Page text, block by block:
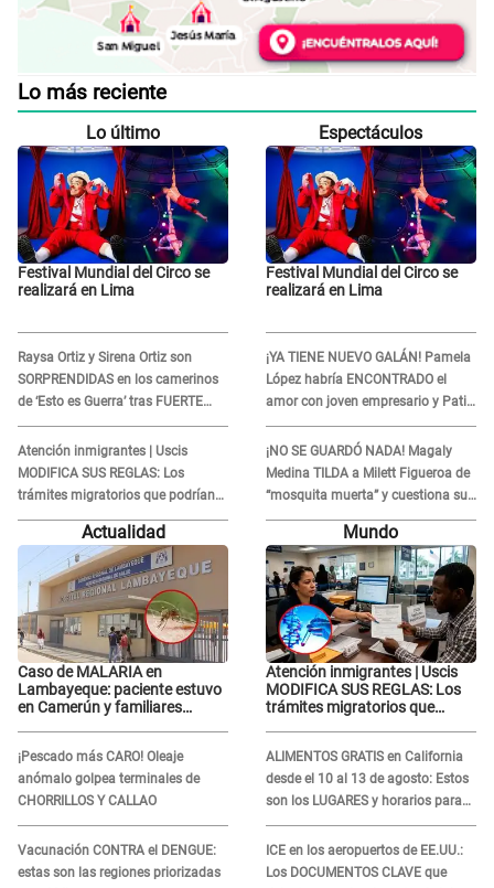
Lo más reciente
Lo último
Festival Mundial del Circo se
realizará en Lima
Raysa Ortiz y Sirena Ortiz son
SORPRENDIDAS en los camerinos
de ‘Esto es Guerra’ tras FUERTE
ENFRENTAMIENTO con Gabriel
Moisés: “Gracias”
Atención inmigrantes | Uscis
MODIFICA SUS REGLAS: Los
trámites migratorios que podrían
necesitar tu prueba de ADN
Espectáculos
Festival Mundial del Circo se
realizará en Lima
¡YA TIENE NUEVO GALÁN! Pamela
López habría ENCONTRADO el
amor con joven empresario y Pati
Lorena la ECHA en VIVO
¡NO SE GUARDÓ NADA! Magaly
Medina TILDA a Milett Figueroa de
“mosquita muerta” y cuestiona su
RECONCILIACIÓN con Marcelo
Tinelli en TV argentina
Actualidad
Caso de MALARIA en
Lambayeque: paciente estuvo
en Camerún y familiares
¡Pescado más CARO! Oleaje
anómalo golpea terminales de
CHORRILLOS Y CALLAO
Vacunación CONTRA el DENGUE:
estas son las regiones priorizadas
Mundo
Atención inmigrantes | Uscis
MODIFICA SUS REGLAS: Los
trámites migratorios que
ALIMENTOS GRATIS en California
desde el 10 al 13 de agosto: Estos
son los LUGARES y horarios para
recibir la ayuda
ICE en los aeropuertos de EE.UU.:
Los DOCUMENTOS CLAVE que